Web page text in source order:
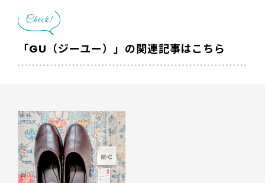
Check!
「GU（ジーユー）」の関連記事はこちら